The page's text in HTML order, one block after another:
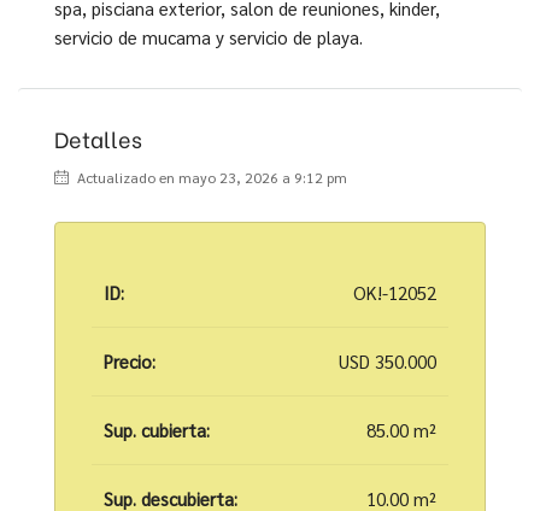
spa, pisciana exterior, salon de reuniones, kinder,
servicio de mucama y servicio de playa.
Detalles
Actualizado en mayo 23, 2026 a 9:12 pm
ID: OK!-12052
Precio: USD 350.000
Sup. cubierta: 85.00 m²
Sup. descubierta: 10.00 m²